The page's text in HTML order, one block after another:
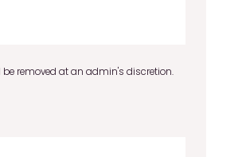
removed at an admin's discretion.